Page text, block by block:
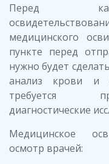
Перед
медицинского
пункте перед
нужно будет
анализ крови и
требуется
диагностические
Медицинское
осмотр врачей: